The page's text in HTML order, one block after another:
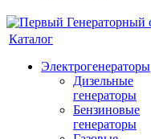
Каталог
Электрогенераторы
Дизельные
генераторы
Бензиновые
генераторы